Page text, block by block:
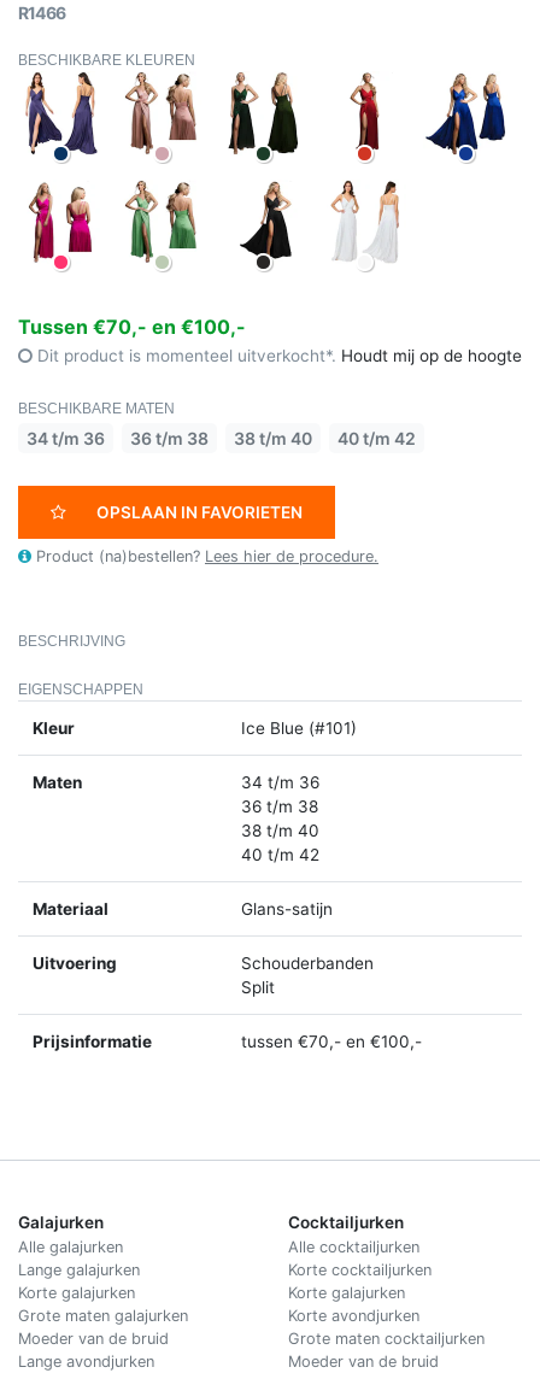
R1466
BESCHIKBARE KLEUREN
Tussen €70,- en €100,-
Dit product is momenteel uitverkocht*. Houdt mij op de hoogte
BESCHIKBARE MATEN
34 t/m 36 36 t/m 38 38 t/m 40 40 t/m 42
OPSLAAN IN FAVORIETEN
Product (na)bestellen? Lees hier de procedure.
BESCHRIJVING
EIGENSCHAPPEN
Kleur Ice Blue (#101)
Maten
34 t/m 36
36 t/m 38
38 t/m 40
40 t/m 42
Materiaal Glans-satijn
Uitvoering
Schouderbanden
Split
Prijsinformatie tussen €70,- en €100,-
Galajurken
Alle galajurken
Lange galajurken
Korte galajurken
Grote maten galajurken
Moeder van de bruid
Lange avondjurken
Cocktailjurken
Alle cocktailjurken
Korte cocktailjurken
Korte galajurken
Korte avondjurken
Grote maten cocktailjurken
Moeder van de bruid